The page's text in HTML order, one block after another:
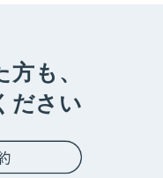
も、
ださい